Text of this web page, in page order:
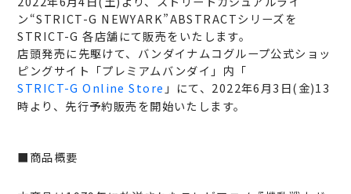
ン“STRICT-G NEWYARK”ABSTRACTシリーズを
STRICT-G 各店舗にて販売をいたします。
店頭発売に先駆けて、バンダイナムコグループ公式ショッ
ピングサイト「プレミアムバンダイ」内「
STRICT-G Online Store 」にて、2022年6月3日(金)13
時より、先行予約販売を開始いたします。
■商品概要